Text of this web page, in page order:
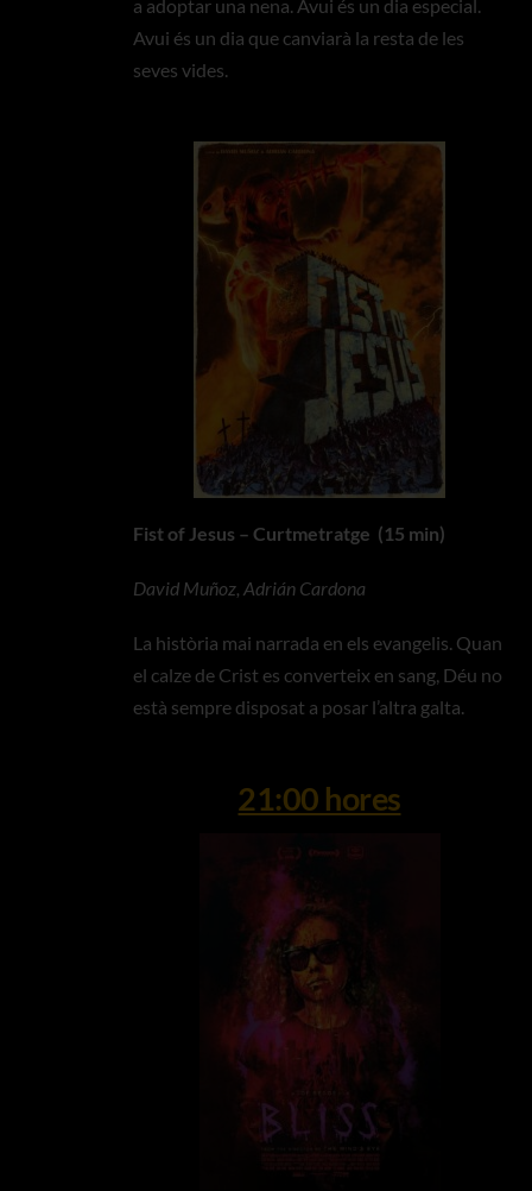
a adoptar una nena. Avui és un dia especial.
Avui és un dia que canviarà la resta de les
seves vides.
Fist of Jesus – Curtmetratge (15 min)
David Muñoz, Adrián Cardona
La història mai narrada en els evangelis. Quan
el calze de Crist es converteix en sang, Déu no
està sempre disposat a posar l’altra galta.
21:00 hores